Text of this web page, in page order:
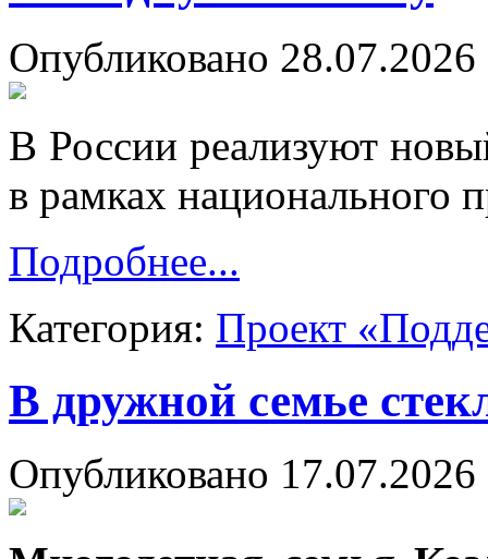
Опубликовано
В России реализуют
в рамках национального
Подробнее...
Категория: Проект
В дружной семье
Опубликовано